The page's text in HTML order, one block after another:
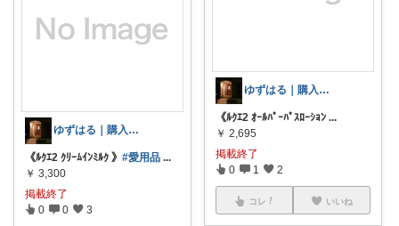
ゆずはる｜購入感謝しております🍀💐
《ﾙｸｴ2 ｸﾘｰﾑｲﾝﾐﾙｸ 》 #愛用品 ...
￥ 3,300
掲載終了
0 0 3
ゆずはる｜購入感謝しております🍀💐
《ﾙｸｴ2 ｵｰﾙﾊﾟｰﾊﾟｽﾛｰｼｮﾝ ...
￥ 2,695
掲載終了
0 1 2
コレ いいね